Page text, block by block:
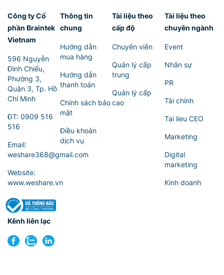
Công ty Cổ
phần Braintek
Vietnam
596 Nguyễn
Đình Chiểu,
Phường 3,
Quận 3, Tp. Hồ
Chí Minh
ĐT: 0909 516
516
Email:
weshare368@gmail.com
Website:
www.weshare.vn
Thông tin
chung
Hướng dẫn
mua hàng
Hướng dẫn
thanh toán
Chính sách bảo
mật
Điều khoản
dịch vụ
Tài liệu theo
cấp độ
Chuyên viên
Quản lý cấp
trung
Quản lý cấp
cao
Tài liệu theo
chuyên ngành
Event
Nhân sự
PR
Tài chính
Tai lieu CEO
Marketing
Digital
marketing
Kinh doanh
Kênh liên lạc